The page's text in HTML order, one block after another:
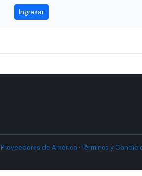
Ingresar
Proveedores de América ·Términos y